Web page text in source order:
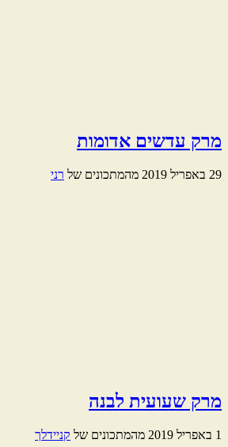
מרק עדשים אדומות
29 באפריל 2019 מהמתכונים של רני
מרק שעועית לבנה
1 באפריל 2019 מהמתכונים של קניידלך